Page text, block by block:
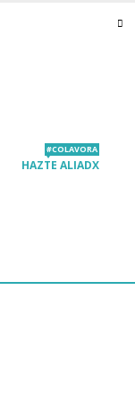
HAZTE ALIADX
#COLAVORA